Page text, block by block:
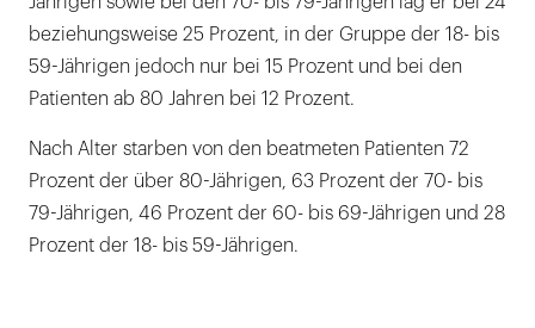
beziehungsweise 25 Prozent, in der Gruppe der 18- bis
59-Jährigen jedoch nur bei 15 Prozent und bei den
Patienten ab 80 Jahren bei 12 Prozent.
Nach Alter starben von den beatmeten Patienten 72
Prozent der über 80-Jährigen, 63 Prozent der 70- bis
79-Jährigen, 46 Prozent der 60- bis 69-Jährigen und 28
Prozent der 18- bis 59-Jährigen.